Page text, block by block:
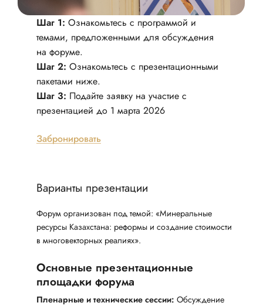
Шаг 1: Ознакомьтесь с программой и
темами, предложенными для обсуждения
на форуме.
Шаг 2: Ознакомьтесь с презентационными
пакетами ниже.
Шаг 3: Подайте заявку на участие с
презентацией до 1 марта 2026
Забронировать
Варианты презентации
Форум организован под темой: «Минеральные
ресурсы Казахстана: реформы и создание стоимости
в многовекторных реалиях».
Основные презентационные
площадки форума
Пленарные и технические сессии: Обсуждение